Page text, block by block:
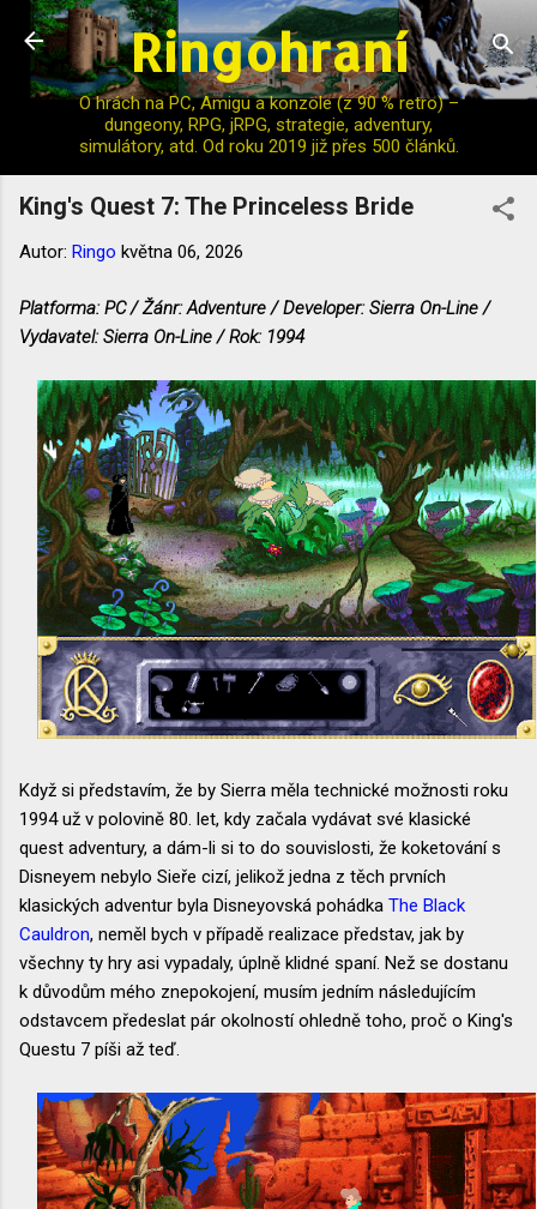
Přeskočit na hlavní obsah
Ringohraní
O hrách na PC, Amigu a konzole (z 90 % retro) –
dungeony, RPG, jRPG, strategie, adventury,
simulátory, atd. Od roku 2019 již přes 500 článků.
King's Quest 7: The Princeless Bride
Autor: Ringo května 06, 2026
Platforma: PC / Žánr: Adventure / Developer: Sierra On-Line /
Vydavatel: Sierra On-Line / Rok: 1994
Když si představím, že by Sierra měla technické možnosti roku
1994 už v polovině 80. let, kdy začala vydávat své klasické
quest adventury, a dám-li si to do souvislosti, že koketování s
Disneyem nebylo Sieře cizí, jelikož jedna z těch prvních
klasických adventur byla Disneyovská pohádka The Black
Cauldron, neměl bych v případě realizace představ, jak by
všechny ty hry asi vypadaly, úplně klidné spaní. Než se dostanu
k důvodům mého znepokojení, musím jedním následujícím
odstavcem předeslat pár okolností ohledně toho, proč o King's
Questu 7 píši až teď.